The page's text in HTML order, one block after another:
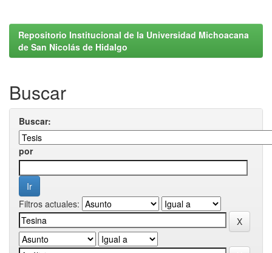
Repositorio Institucional de la Universidad Michoacana
de San Nicolás de Hidalgo
Buscar
Buscar:
por
Filtros actuales: